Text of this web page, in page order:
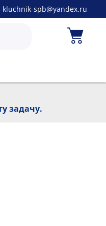
kluchnik-spb@yandex.ru
задачу.